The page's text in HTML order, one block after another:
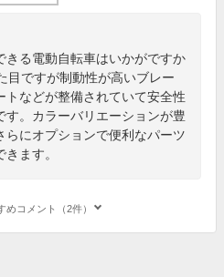
きる電動自転車はいかがですか
目ですが制動性が高いブレー
トなどが整備されていて安全性
す。カラーバリエーションが豊
らにオプションで便利なパーツ
ます。
めコメント（2件）